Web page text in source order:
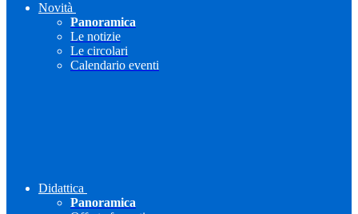
Novità
Panoramica
Le notizie
Le circolari
Calendario eventi
Didattica
Panoramica